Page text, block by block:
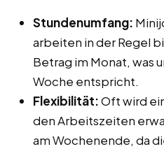
Stundenumfang:
arbeiten in der Regel
Betrag im Monat, was
Woche entspricht.
Flexibilität:Oft wird
den Arbeitszeiten
am Wochenende, da